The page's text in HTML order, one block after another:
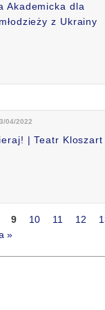
Akademicka dla
z Ukrainy
04/2022
| Teatr Kloszart
9 10 11 12
»